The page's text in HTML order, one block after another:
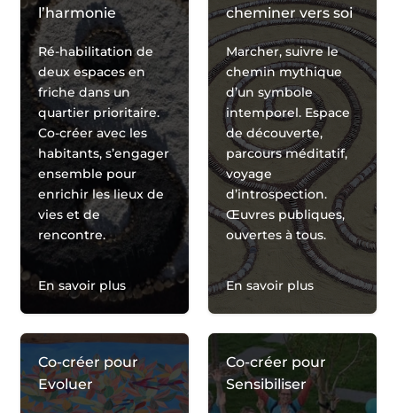
l’harmonie
Ré-habilitation de
deux espaces en
friche dans un
quartier prioritaire.
Co-créer avec les
habitants, s’engager
ensemble pour
enrichir les lieux de
vies et de
rencontre.
En savoir plus
cheminer vers soi
Marcher, suivre le
chemin mythique
d’un symbole
intemporel. Espace
de découverte,
parcours méditatif,
voyage
d’introspection.
Œuvres publiques,
ouvertes à tous.
En savoir plus
Co-créer pour
Evoluer
Co-créer pour
Sensibiliser